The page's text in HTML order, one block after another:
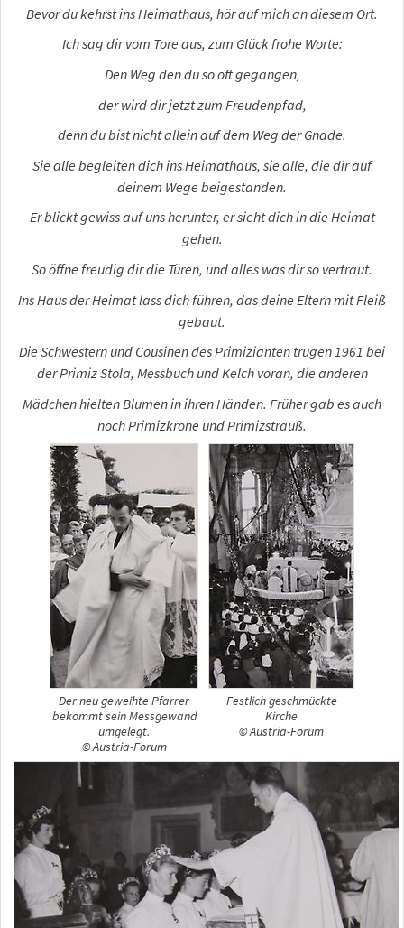
Bevor du kehrst ins Heimathaus, hör auf mich an diesem Ort.
Ich sag dir vom Tore aus, zum Glück frohe Worte:
Den Weg den du so oft gegangen,
der wird dir jetzt zum Freudenpfad,
denn du bist nicht allein auf dem Weg der Gnade.
Sie alle begleiten dich ins Heimathaus, sie alle, die dir auf
deinem Wege beigestanden.
Er blickt gewiss auf uns herunter, er sieht dich in die Heimat
gehen.
So öffne freudig dir die Türen, und alles was dir so vertraut.
Ins Haus der Heimat lass dich führen, das deine Eltern mit Fleiß
gebaut.
Die Schwestern und Cousinen des Primizianten trugen 1961 bei
der Primiz Stola, Messbuch und Kelch voran, die anderen
Mädchen hielten Blumen in ihren Händen. Früher gab es auch
noch Primizkrone und Primizstrauß.
Der neu geweihte Pfarrer
bekommt sein Messgewand
umgelegt.
© Austria-Forum
Festlich geschmückte
Kirche
© Austria-Forum